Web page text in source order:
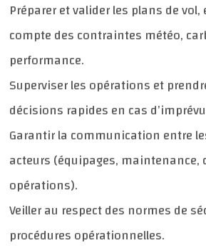
Préparer et valider les plans de
compte des contraintes
performance.
Superviser les opérations et
décisions rapides en cas
Garantir la communication
acteurs (équipages,
opérations).
Veiller au respect des normes
procédures opérationnelles.